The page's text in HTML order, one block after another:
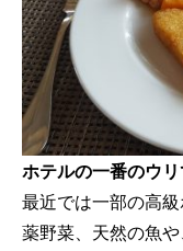
ホテルの一番のウリ
最近では一部の高
薬野菜、天然の魚